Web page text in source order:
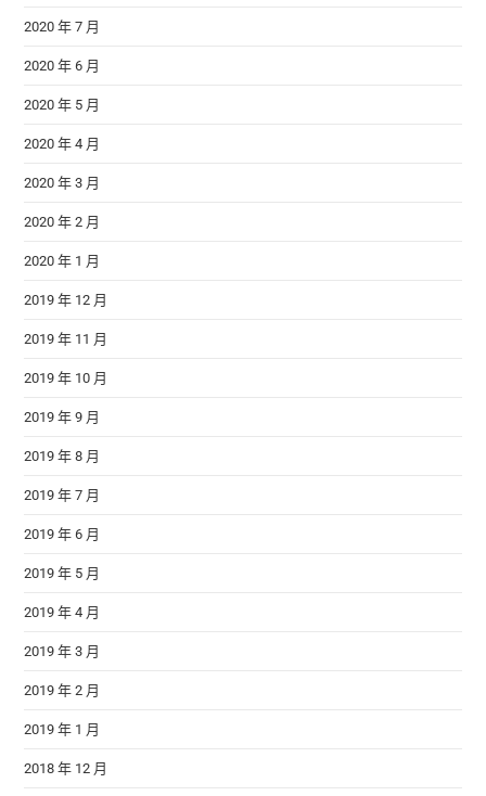
2020 年 7 月
2020 年 6 月
2020 年 5 月
2020 年 4 月
2020 年 3 月
2020 年 2 月
2020 年 1 月
2019 年 12 月
2019 年 11 月
2019 年 10 月
2019 年 9 月
2019 年 8 月
2019 年 7 月
2019 年 6 月
2019 年 5 月
2019 年 4 月
2019 年 3 月
2019 年 2 月
2019 年 1 月
2018 年 12 月